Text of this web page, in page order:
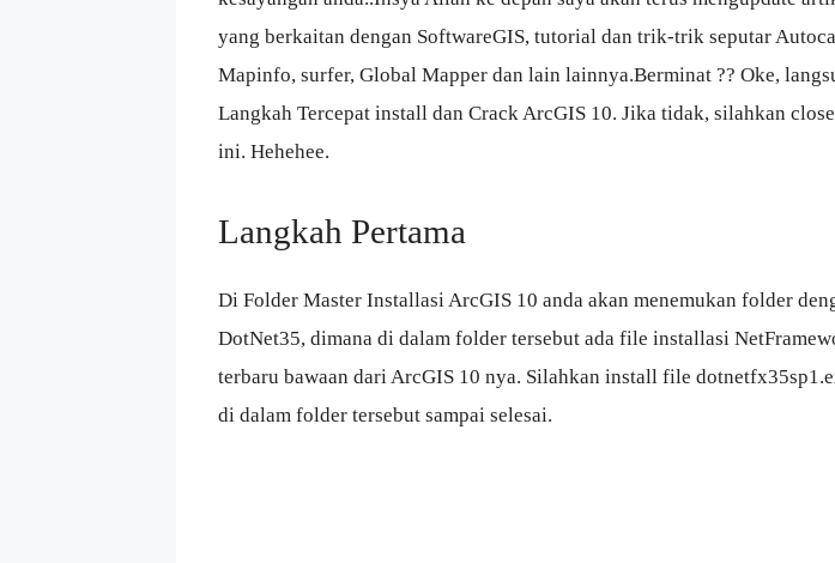
yang berkaitan dengan SoftwareGIS, tutorial dan trik-trik seputar
Mapinfo, surfer, Global Mapper dan lain lainnya.Berminat ?? Oke,
Langkah Tercepat install dan Crack ArcGIS 10. Jika tidak, silahkan
ini. Hehehee.
Langkah Pertama
Di Folder Master Installasi ArcGIS 10 anda akan menemukan folder
DotNet35, dimana di dalam folder tersebut ada file installasi
terbaru bawaan dari ArcGIS 10 nya. Silahkan install file
di dalam folder tersebut sampai selesai.